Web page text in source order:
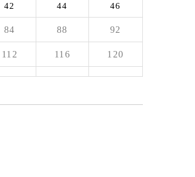
42 44 46
84 88 92
112 116 120